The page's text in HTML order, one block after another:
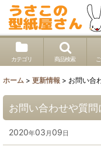
カテゴリ 商品検索
ホーム > 更新情報 > お問い合
お問い合わせや質
2020年03 月 09日